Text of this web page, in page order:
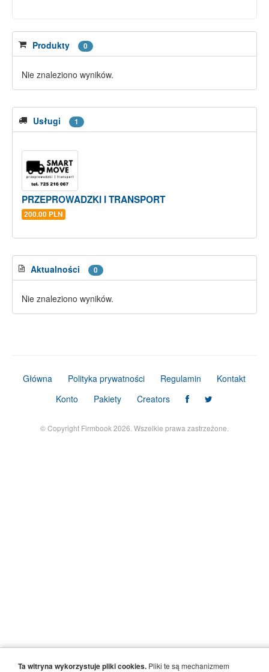
Produkty 0
Nie znaleziono wyników.
Usługi 1
PRZEPROWADZKI I TRANSPORT
200.00 PLN
Aktualności 0
Nie znaleziono wyników.
Główna Polityka prywatności Regulamin
Kontakt
Konto
Pakiety Creators
© Copyright Firmbook 2026. Wszelkie prawa zastrzeżone.
Ta witryna wykorzystuje pliki cookies. Pliki te są mechanizmem